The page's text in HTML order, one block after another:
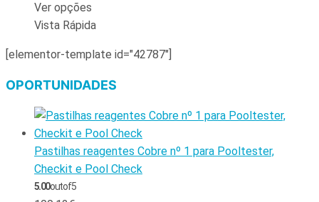
Ver opções
Vista Rápida
[elementor-template id="42787"]
OPORTUNIDADES
Pastilhas reagentes Cobre nº 1 para Pooltester,
Checkit e Pool Check
5.00out of 5